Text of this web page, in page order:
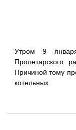
Утром 9
Пролетарского
Причиной тому
котельных.